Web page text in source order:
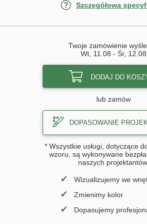
Szczegółowa
Twoje zamówienie
Wt, 11.08 - Śr, 12.08
DODAJ DO
lub zamów
DOPASOWANIE
* Wszystkie usługi, dotyczące
wzoru, są wykonywane
naszych projektantów.
✔ Wizualizujemy we
✔ Zmienimy kolor
✔ Dopasujemy